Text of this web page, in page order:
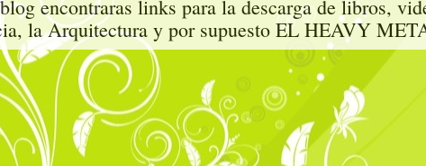
encontraras links para la descarga de libros,
la Arquitectura y por supuesto EL HEAVY